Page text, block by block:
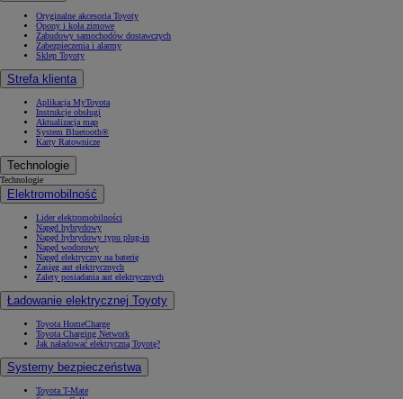
Oryginalne akcesoria Toyoty
Opony i koła zimowe
Zabudowy samochodów dostawczych
Zabezpieczenia i alarmy
Sklep Toyoty
Strefa klienta
Aplikacja MyToyota
Instrukcje obsługi
Aktualizacja map
System Bluetooth®
Karty Ratownicze
Technologie
Technologie
Elektromobilność
Lider elektromobilności
Napęd hybrydowy
Napęd hybrydowy typu plug-in
Napęd wodorowy
Napęd elektryczny na baterię
Zasięg aut elektrycznych
Zalety posiadania aut elektrycznych
Ładowanie elektrycznej Toyoty
Toyota HomeCharge
Toyota Charging Network
Jak naładować elektryczną Toyotę?
Systemy bezpieczeństwa
Toyota T-Mate